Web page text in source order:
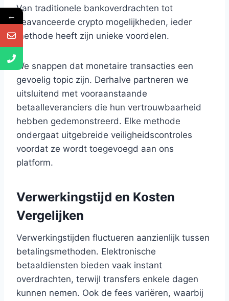
Van traditionele bankoverdrachten tot
geavanceerde crypto mogelijkheden, ieder
methode heeft zijn unieke voordelen.
We snappen dat monetaire transacties een
gevoelig topic zijn. Derhalve partneren we
uitsluitend met vooraanstaande
betaalleveranciers die hun vertrouwbaarheid
hebben gedemonstreerd. Elke methode
ondergaat uitgebreide veiligheidscontroles
voordat ze wordt toegevoegd aan ons
platform.
Verwerkingstijd en Kosten
Vergelijken
Verwerkingstijden fluctueren aanzienlijk tussen
betalingsmethoden. Elektronische
betaaldiensten bieden vaak instant
overdrachten, terwijl transfers enkele dagen
kunnen nemen. Ook de fees variëren, waarbij
←